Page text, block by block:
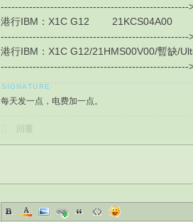
-----------------------------------------------------
港行IBM：X1C G12 21KCS04A00
-----------------------------------------------------
港行IBM：X1C G12/21HMS00V00/暫缺/
-----------------------------------------------------
每天发一点，电费加一点。
回覆